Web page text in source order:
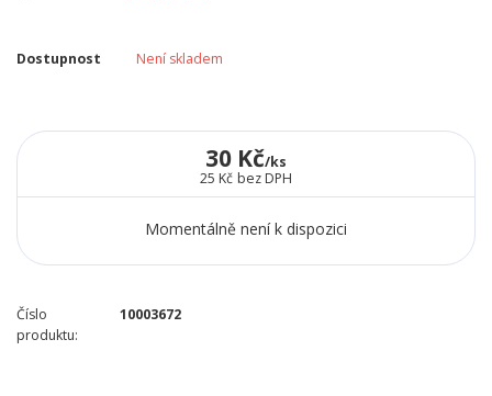
Dostupnost Není skladem
30 Kč/ks
25 Kč bez DPH
Momentálně není k dispozici
Číslo
produktu:
10003672